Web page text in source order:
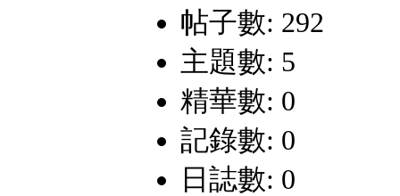
帖子數: 292
主題數: 5
精華數: 0
記錄數: 0
日誌數: 0